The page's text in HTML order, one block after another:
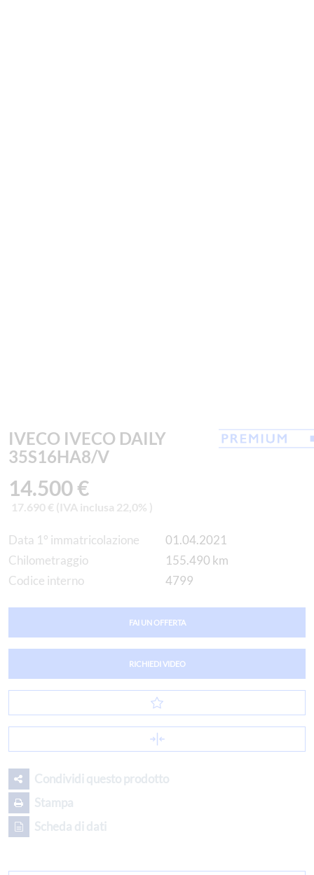
IVECO IVECO DAILY
35S16HA8/V
14.500 €
17.690 € (IVA inclusa 22,0% )
Data 1° immatricolazione
01.04.2021
Chilometraggio
155.490 km
Codice interno
4799
FAI UN OFFERTA
RICHIEDI VIDEO
Condividi questo prodotto
Stampa
Scheda di dati